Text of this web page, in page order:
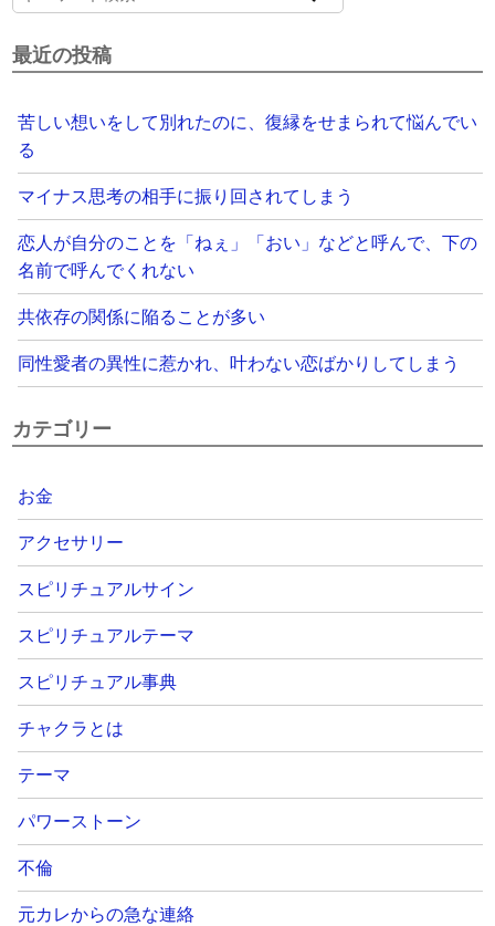
最近の投稿
苦しい想いをして別れたのに、復縁をせまられて悩んでい
る
マイナス思考の相手に振り回されてしまう
恋人が自分のことを「ねぇ」「おい」などと呼んで、下の
名前で呼んでくれない
共依存の関係に陥ることが多い
同性愛者の異性に惹かれ、叶わない恋ばかりしてしまう
カテゴリー
お金
アクセサリー
スピリチュアルサイン
スピリチュアルテーマ
スピリチュアル事典
チャクラとは
テーマ
パワーストーン
不倫
元カレからの急な連絡